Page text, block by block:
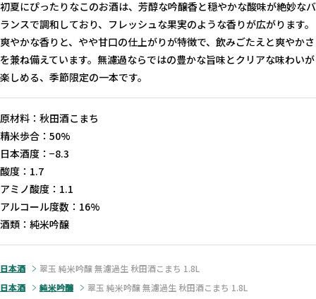
初夏にぴったりなこのお酒は、芳醇な吟醸香と穏やかな酸味が絶妙なバ
ランスで調和しており、フレッシュな果実のような香りが広がります。
爽やかな香りと、やや甘口の仕上がりが特徴で、飲みごたえと爽やかさ
を兼ね備えています。無濾過ならではの豊かな旨味とクリアな味わいが
楽しめる、季節限定の一本です。
原材料：秋田酒こまち
精米歩合：50%
日本酒度：−8.3
酸度：1.7
アミノ酸度：1.1
アルコール度数：16%
酒類：純米吟醸
日本酒
翠玉 純米吟醸 無濾過生 秋田酒こまち 1.8L
日本酒
純米吟醸
翠玉 純米吟醸 無濾過生 秋田酒こまち 1.8L